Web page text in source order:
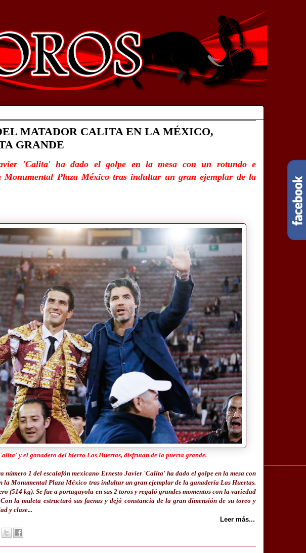
MATADOR CALITA EN LA MÉXICO,
GRANDE
'Calita' ha dado el golpe en la mesa con un rotundo e
Plaza México tras indultar un gran ejemplar de la
y el ganadero del hierro Las Huertas, disfrutan de la puerta grande.
número 1 del escalafón mexicano Ernesto Javier 'Calita' ha dado el golpe en la mesa con
la Monumental Plaza México tras indultar un gran ejemplar de la ganadería Las Huertas.
(514 kg). Se fue a portagayola en sus 2 toros y regaló grandes momentos con la variedad
la muleta estructuró sus faenas y dejó constancia de la gran dimensión de su toreo y
y clase...
Leer más...